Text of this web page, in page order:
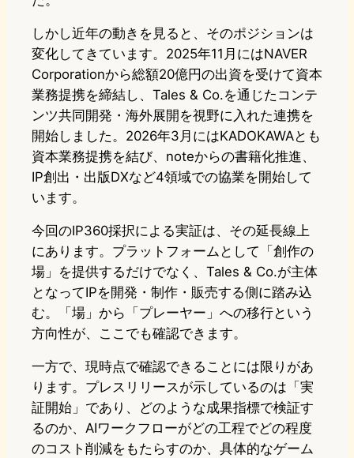
しかし近年の動きを見ると、そのポジションは
変化してきています。2025年11月にはNAVER
Corporationから総額20億円の出資を受けて資本
業務提携を締結し、Tales & Co.を通じたコンテ
ンツ共同開発・海外展開を視野に入れた連携を
開始しました。2026年3月にはKADOKAWAとも
資本業務提携を結び、noteからの書籍化推進、
IP創出・出版DXなど4領域での協業を開始して
います。
今回のIP360採択による実証は、その延長線上
にあります。プラットフォームとして「創作の
場」を提供するだけでなく、Tales & Co.が主体
となってIPを開発・制作・販売する側に踏み込
む。「場」から「プレーヤー」への移行という
方向性が、ここでも確認できます。
一方で、現時点で確認できることには限りがあ
ります。プレスリリースが示しているのは「実
証開始」であり、どのような成果指標で検証す
るのか、AIワークフローがどの工程でどの程度
のコスト削減をもたらすのか、具体的なゲーム